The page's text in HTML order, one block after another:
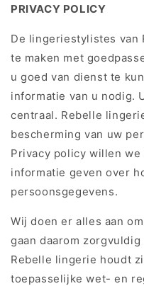
PRIVACY POLICY
De lingeriestylistes van
te maken met
u goed van dienst te
informatie van u nodig.
centraal. Rebelle
bescherming van uw
Privacy policy willen
informatie geven over
persoonsgegevens.
Wij doen er alles aan
gaan daarom
Rebelle lingerie houdt
toepasselijke wet- en